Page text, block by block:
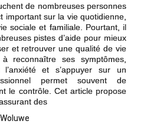
de nombreuses personnes
important sur la vie quotidienne,
sociale et familiale. Pourtant, il
pistes d’aide pour mieux
et retrouver une qualité de vie
reconnaître ses symptômes,
et s’appuyer sur un
permet souvent de
le contrôle. Cet article propose
des